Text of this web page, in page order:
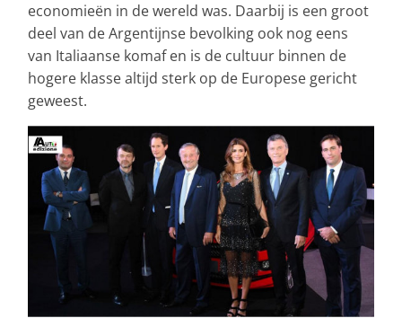
economieën in de wereld was. Daarbij is een groot
deel van de Argentijnse bevolking ook nog eens
van Italiaanse komaf en is de cultuur binnen de
hogere klasse altijd sterk op de Europese gericht
geweest.